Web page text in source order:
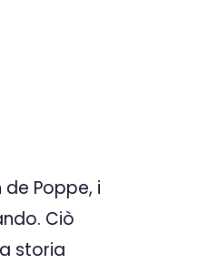
Poppe, i
Ciò
storia